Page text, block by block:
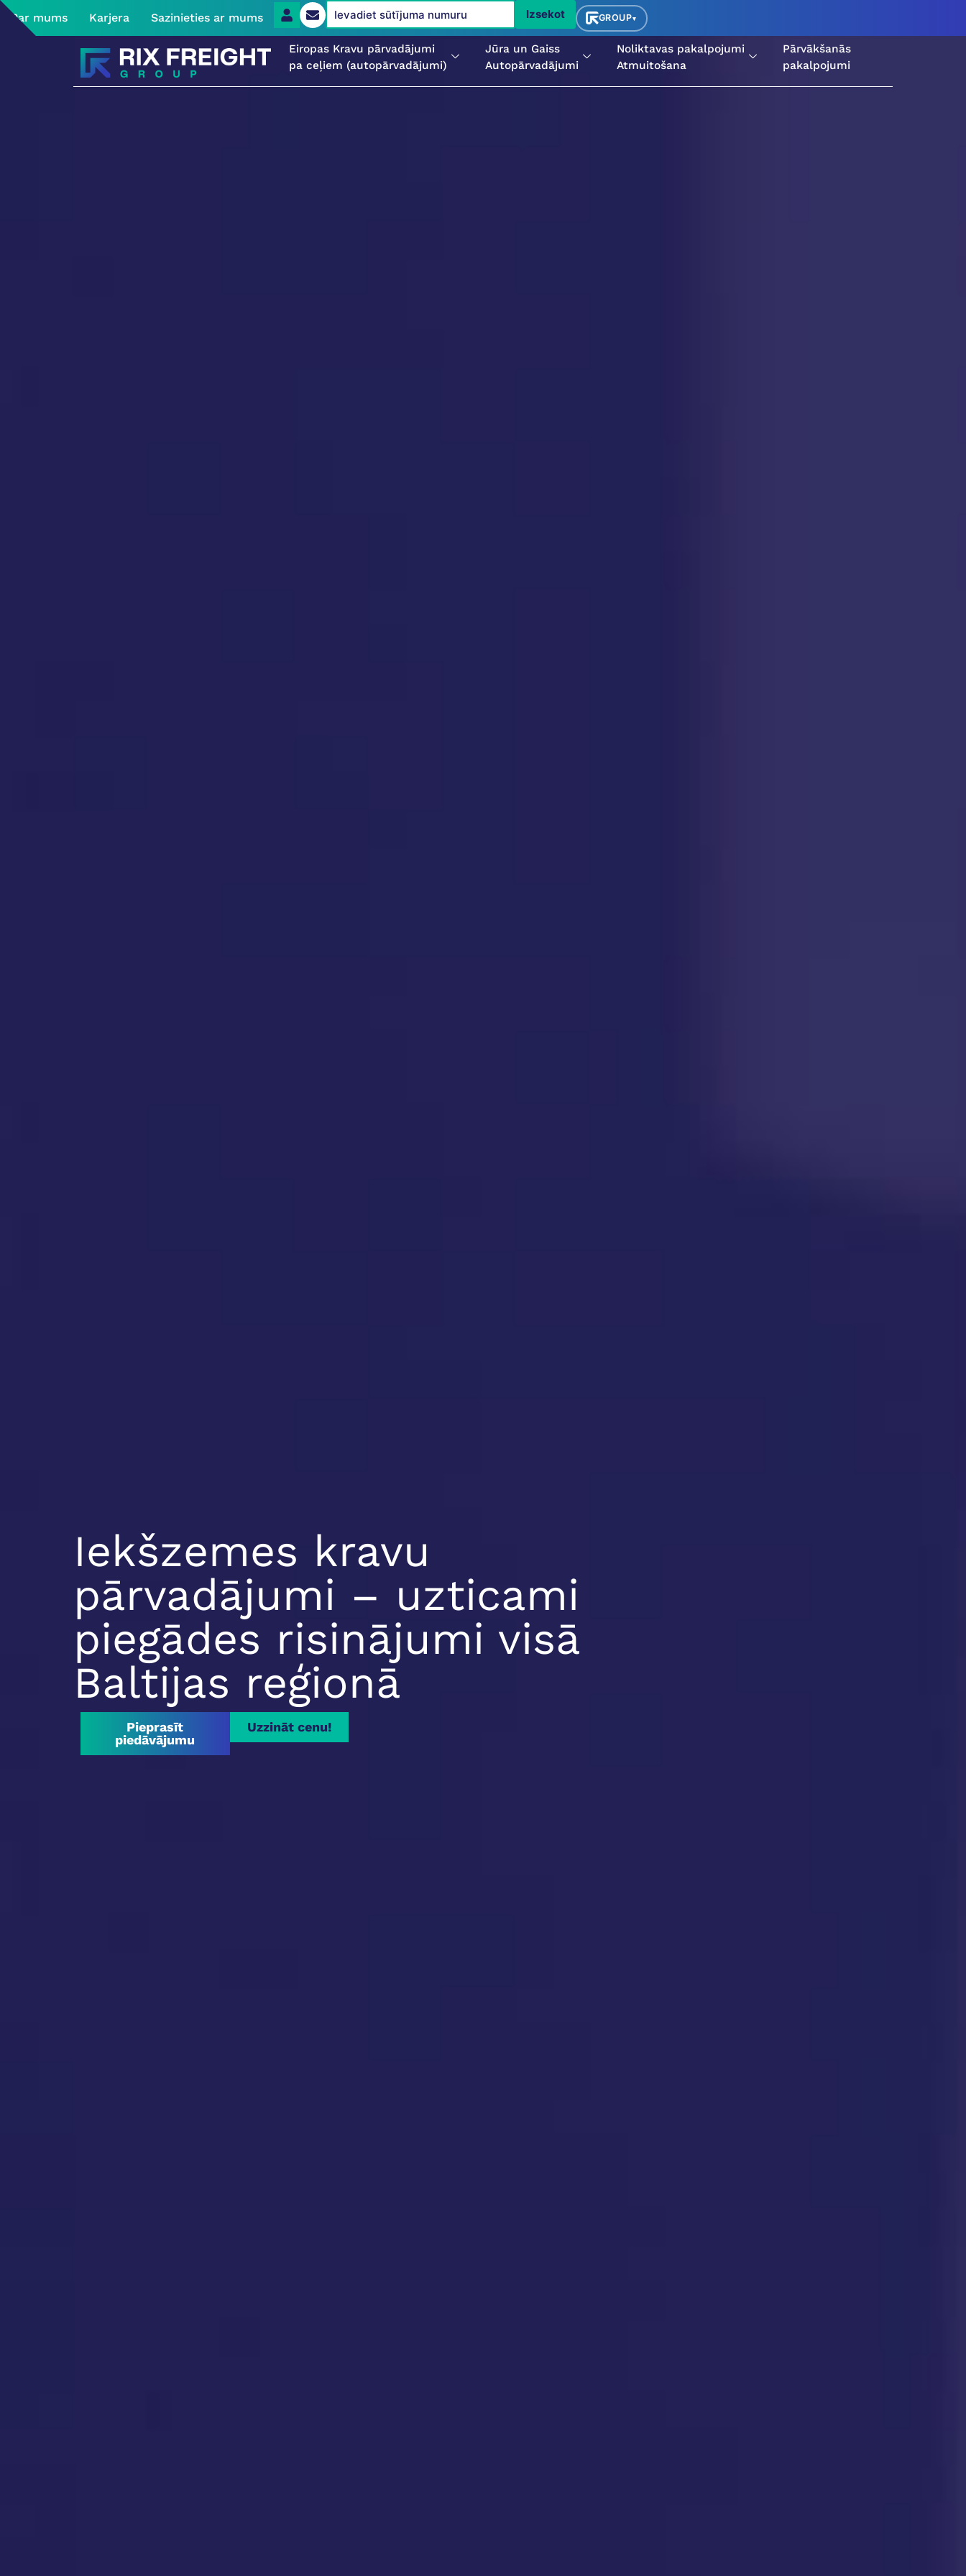
Par mums Karjera Sazinieties ar mums Izsekot GROUP▾
Eiropas Kravu pārvadājumi
pa ceļiem (autopārvadājumi)
Jūra un Gaiss
Autopārvadājumi
Noliktavas pakalpojumi
Atmuitošana
Pārvākšanās
pakalpojumi
Iekšzemes kravu
pārvadājumi – uzticami
piegādes risinājumi visā
Baltijas reģionā
Pieprasīt
piedāvājumu
Uzzināt cenu!